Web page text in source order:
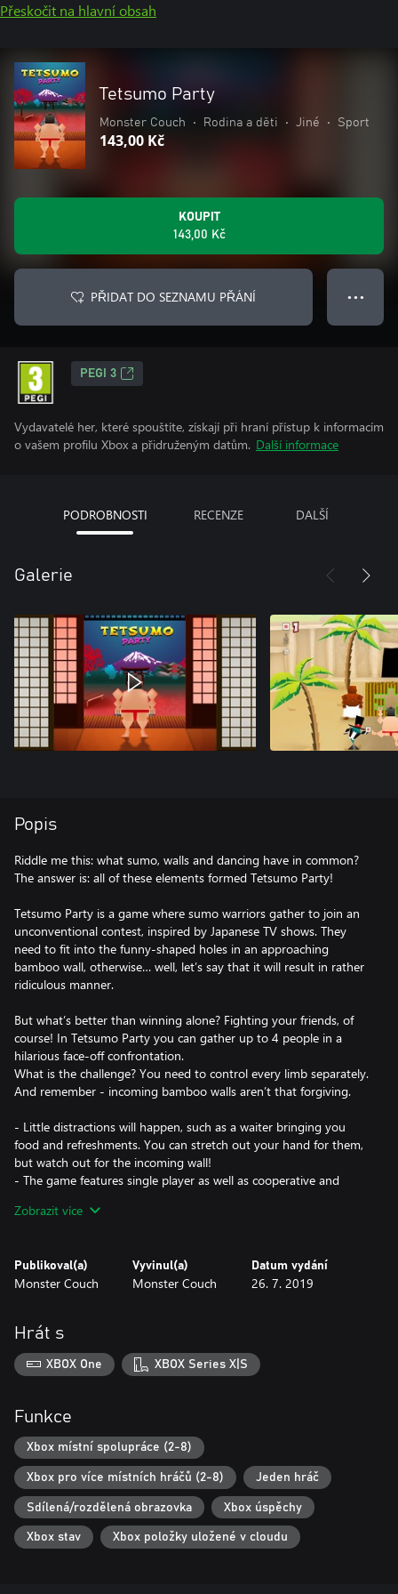
Přeskočit na hlavní obsah
Tetsumo Party
Monster Couch • Rodina a děti • Jiné • Sport
143,00 Kč
KOUPIT
143,00 Kč
PŘIDAT DO SEZNAMU PŘÁNÍ ● ● ●
PEGI 3
Vydavatelé her, které spouštíte, získají při hraní přístup k informacím
o vašem profilu Xbox a přidruženým datům. Další informace
PODROBNOSTI RECENZE DALŠÍ
Galerie
Popis
Riddle me this: what sumo, walls and dancing have in common?
The answer is: all of these elements formed Tetsumo Party!
Tetsumo Party is a game where sumo warriors gather to join an
unconventional contest, inspired by Japanese TV shows. They
need to fit into the funny-shaped holes in an approaching
bamboo wall, otherwise… well, let’s say that it will result in rather
ridiculous manner.
But what’s better than winning alone? Fighting your friends, of
course! In Tetsumo Party you can gather up to 4 people in a
hilarious face-off confrontation.
What is the challenge? You need to control every limb separately.
And remember - incoming bamboo walls aren’t that forgiving.
- Little distractions will happen, such as a waiter bringing you
food and refreshments. You can stretch out your hand for them,
but watch out for the incoming wall!
- The game features single player as well as cooperative and
- New characters to unlock!
Zobrazit více
Publikoval(a)
Monster Couch
Vyvinul(a)
Monster Couch
Datum vydání
26. 7. 2019
Hrát s
XBOX One XBOX Series X|S
Funkce
Xbox místní spolupráce (2-8)
Xbox pro více místních hráčů (2-8) Jeden hráč
Sdílená/rozdělená obrazovka Xbox úspěchy
Xbox stav Xbox položky uložené v cloudu